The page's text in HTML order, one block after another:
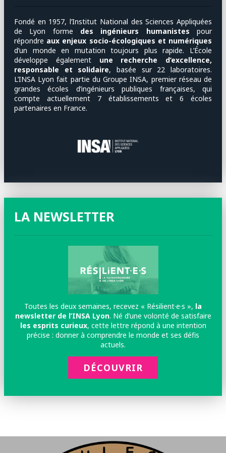
Fondé en 1957, l’Institut National des Sciences Appliquées
de Lyon forme des ingénieurs humanistes pour
répondre aux enjeux socio-écologiques et numériques
d’un monde en mutation toujours plus rapide. L’École
développe également une recherche d’excellence,
responsable et solidaire, basée sur 22 laboratoires.
L’INSA Lyon fait partie du Groupe INSA, premier réseau de
grandes écoles d’ingénieurs publiques françaises, qui
compte actuellement 7 établissements et 6 écoles
partenaires en France.
LA NEWSLETTER
Toutes les deux semaines, recevez « Résilient·e·s », la
newsletter de l’INSA Lyon. Né d’une volonté de satisfaire
les esprits curieux, cette lettre répond à une intention
précise : donner à comprendre le monde et ses défis
actuels.
DÉCOUVRIR